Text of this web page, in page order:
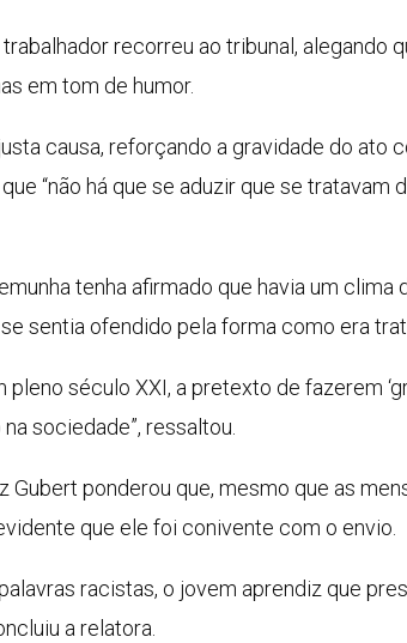
recorreu ao tribunal, alegando
em tom de humor.
causa, reforçando a gravidade do ato
“não há que se aduzir que se tratavam
tenha afirmado que havia um
sentia ofendido pela forma como era
século XXI, a pretexto de fazerem
sociedade”, ressaltou.
Gubert ponderou que, mesmo que as
que ele foi conivente com o envio.
racistas, o jovem aprendiz que
a relatora.